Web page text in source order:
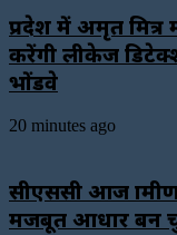
प्रदेश में अमृत
करेंगी लीकेज
भोंडवे
20 minutes ago
सीएससी आज
मजबूत आधार बन